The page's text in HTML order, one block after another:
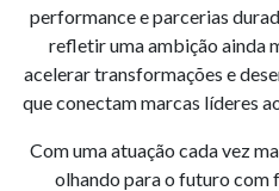
performance e parcerias
refletir uma ambição ainda
acelerar transformações e
que conectam marcas líderes
Com uma atuação cada vez
olhando para o futuro com